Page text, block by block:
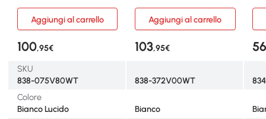
Aggiungi al carrello
Aggiungi al carrello
100,95€ 103,95€
SKU
838-075V80WT
838-372V00WT
Colore
Bianco Lucido
Bianco